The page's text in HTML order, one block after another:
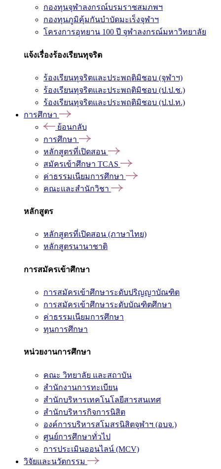
กองทุนจุฬาลงกรณ์บรมราชสมภพฯ
กองทุนภูมิคุ้มกันบำบัดมะเร็งจุฬาฯ
โครงการอุทยาน 100 ปี จุฬาลงกรณ์มหาวิทยาลัย
แจ้งเรื่องร้องเรียนทุจริต
ร้องเรียนทุจริตและประพฤติมิชอบ (จุฬาฯ)
ร้องเรียนทุจริตและประพฤติมิชอบ (ป.ป.ช.)
ร้องเรียนทุจริตและประพฤติมิชอบ (ป.ป.ท.)
การศึกษา
ย้อนกลับ
การศึกษา
หลักสูตรที่เปิดสอน
สมัครเข้าศึกษา TCAS
ค่าธรรมเนียมการศึกษา
คณะและสำนักวิชา
หลักสูตร
หลักสูตรที่เปิดสอน (ภาษาไทย)
หลักสูตรนานาชาติ
การสมัครเข้าศึกษา
การสมัครเข้าศึกษาระดับปริญญาบัณฑิต
การสมัครเข้าศึกษาระดับบัณฑิตศึกษา
ค่าธรรมเนียมการศึกษา
ทุนการศึกษา
หน่วยงานการศึกษา
คณะ วิทยาลัย และสถาบัน
สำนักงานการทะเบียน
สำนักบริหารเทคโนโลยีสารสนเทศ
สำนักบริหารกิจการนิสิต
องค์การบริหารสโมสรนิสิตจุฬาฯ (อบจ.)
ศูนย์การศึกษาทั่วไป
การประเมินออนไลน์ (MCV)
วิจัยและนวัตกรรม